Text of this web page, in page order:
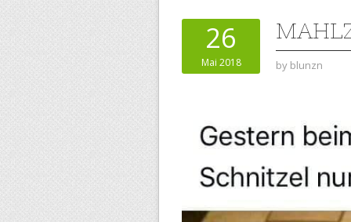
26
Mai 2018 by blunzn